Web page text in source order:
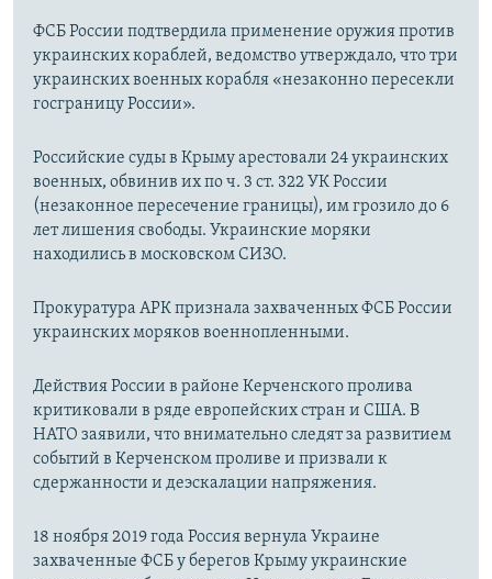
ФСБ России подтвердила применение оружия против
украинских кораблей, ведомство утверждало, что три
украинских военных корабля «незаконно пересекли
госграницу России».
Российские суды в Крыму арестовали 24 украинских
военных, обвинив их по ч. 3 ст. 322 УК России
(незаконное пересечение границы), им грозило до 6
лет лишения свободы. Украинские моряки
находились в московском СИЗО.
Прокуратура АРК признала захваченных ФСБ России
украинских моряков военнопленными.
Действия России в районе Керченского пролива
критиковали в ряде европейских стран и США. В
НАТО заявили, что внимательно следят за развитием
событий в Керченском проливе и призвали к
сдержанности и деэскалации напряжения.
18 ноября 2019 года Россия вернула Украине
захваченные ФСБ у берегов Крыму украинские